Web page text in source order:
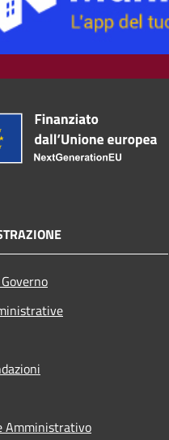
Amministrativo